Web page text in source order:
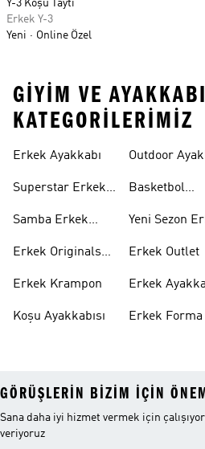
Y-3 Koşu Taytı
Erkek Y-3
Yeni
Online Özel
GIYIM VE AYAKKABI
KATEGORILERIMIZ
Erkek Ayakkabı
Superstar Erkek
Samba Erkek
Erkek Originals
Erkek Krampon
Koşu Ayakkabısı
Outdoor
Basketbol
Yeni Sezon
Erkek Outlet
Erkek
Erkek Forma
GÖRÜŞLERIN BIZIM IÇIN
Sana daha iyi hizmet vermek için
veriyoruz